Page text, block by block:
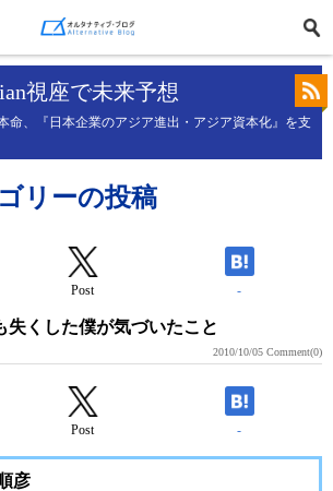
視座で未来予想
命、『日本企業のアジア進出・アジア資本化』を支
リーの投稿
Post -
失くした僕が気づいたこと
2010/10/05 Comment(0)
Post -
彦